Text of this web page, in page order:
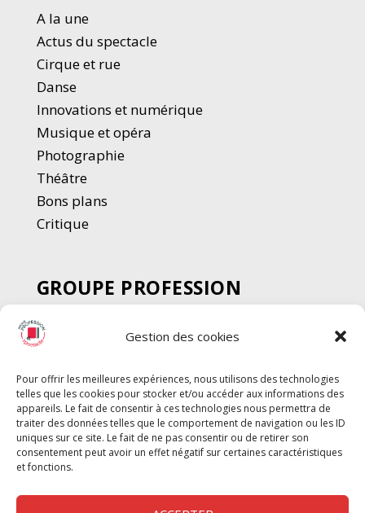
Gestion des cookies
Pour offrir les meilleures expériences, nous utilisons des technologies
telles que les cookies pour stocker et/ou accéder aux informations des
appareils. Le fait de consentir à ces technologies nous permettra de
traiter des données telles que le comportement de navigation ou les ID
uniques sur ce site. Le fait de ne pas consentir ou de retirer son
consentement peut avoir un effet négatif sur certaines caractéristiques
et fonctions.
A la une
Actus du spectacle
Cirque et rue
Danse
Innovations et numérique
Musique et opéra
Photographie
Théâtre
Bons plans
Critique
GROUPE PROFESSION
SPECTACLE
Chèque Intermittents
Chèque Compta
Chèque Emploi Spectacle
G-Pods
Profession Audio-visuel